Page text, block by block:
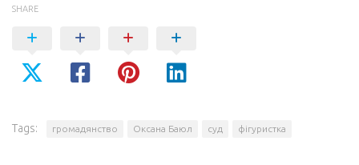
SHARE
Tags: громадянство Оксана Баюл суд фігуристка